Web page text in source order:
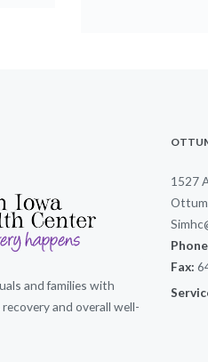
and families with
and overall well-
1527
Fax: